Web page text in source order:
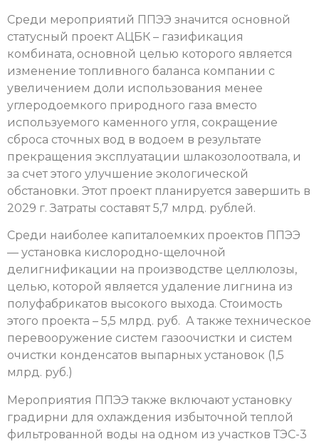
Среди мероприятий ППЭЭ значится основной
статусный проект АЦБК – газификация
комбината, основной целью которого является
изменение топливного баланса компании с
увеличением доли использования менее
углеродоемкого природного газа вместо
используемого каменного угля, сокращение
сброса сточных вод в водоем в результате
прекращения эксплуатации шлакозолоотвала, и
за счет этого улучшение экологической
обстановки. Этот проект планируется завершить в
2029 г. Затраты составят 5,7 млрд. рублей.
Среди наиболее капиталоемких проектов ППЭЭ
— установка кислородно-щелочной
делигнификации на производстве целлюлозы,
целью, которой является удаление лигнина из
полуфабрикатов высокого выхода. Стоимость
этого проекта – 5,5 млрд. руб. А также техническое
перевооружение систем газоочистки и систем
очистки конденсатов выпарных установок (1,5
млрд. руб.)
Мероприятия ППЭЭ также включают установку
градирни для охлаждения избыточной теплой
фильтрованной воды на одном из участков ТЭС-3